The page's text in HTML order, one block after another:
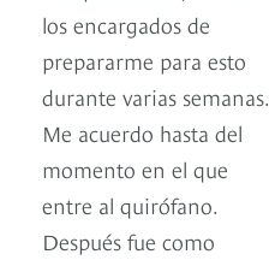
los encargados de
prepararme para esto
durante varias semanas.
Me acuerdo hasta del
momento en el que
entre al quirófano.
Después fue como